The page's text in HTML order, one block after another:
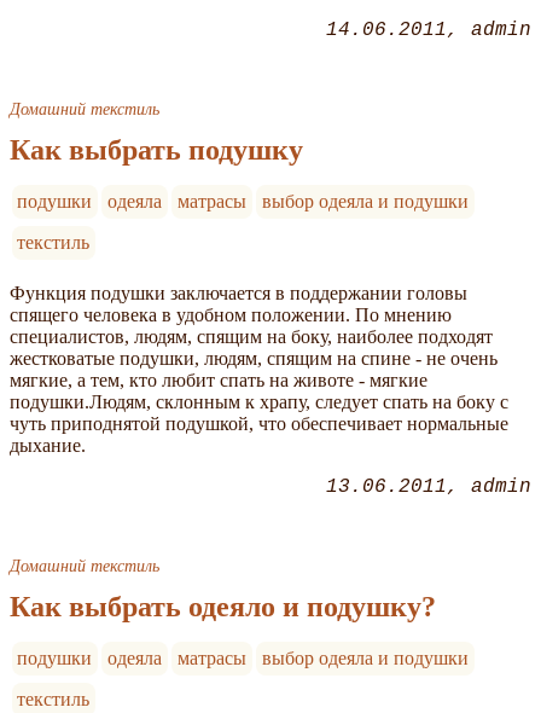
14.06.2011 admin
Домашний текстиль
Как выбрать подушку
подушки одеяла матрасы
выбор одеяла и подушки
текстиль
Функция подушки заключается в поддержании головы
спящего человека в удобном положении. По мнению
специалистов, людям, спящим на боку, наиболее подходят
жестковатые подушки, людям, спящим на спине - не очень
мягкие, а тем, кто любит спать на животе - мягкие
подушки.Людям, склонным к храпу, следует спать на боку с
чуть приподнятой подушкой, что обеспечивает нормальные
дыхание.
13.06.2011 admin
Домашний текстиль
Как выбрать одеяло и подушку?
подушки одеяла матрасы
выбор одеяла и подушки
текстиль